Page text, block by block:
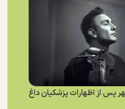
پس از اظهارات پزشکیان داغ